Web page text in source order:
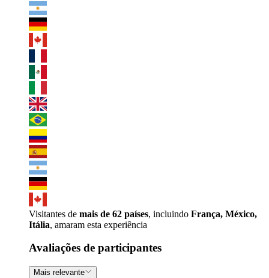
Visitantes de mais de 62 países, incluindo França, México,
Itália, amaram esta experiência
Avaliações de participantes
Mais relevante